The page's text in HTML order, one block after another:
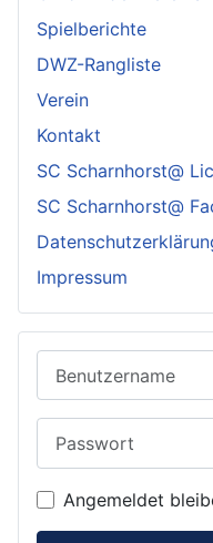
Spielberichte
DWZ-Rangliste
Verein
Kontakt
SC Scharnhorst@
SC Scharnhorst@
Impressum
Angemeldet